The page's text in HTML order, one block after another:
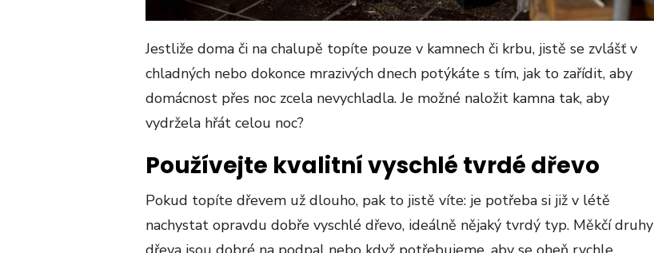
Jestliže doma či na chalupě topíte pouze v kamnech či krbu, jistě se zvlášť v
chladných nebo dokonce mrazivých dnech potýkáte s tím, jak to zařídit, aby
domácnost přes noc zcela nevychladla. Je možné naložit kamna tak, aby
vydržela hřát celou noc?
Používejte kvalitní vyschlé tvrdé dřevo
Pokud topíte dřevem už dlouho, pak to jistě víte: je potřeba si již v létě
nachystat opravdu dobře vyschlé dřevo, ideálně nějaký tvrdý typ. Měkčí druhy